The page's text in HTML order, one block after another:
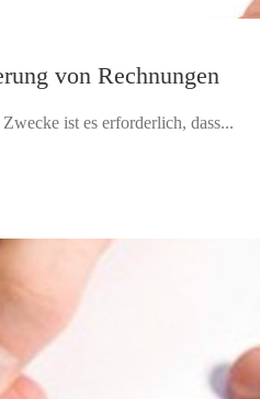
von Rechnungen
ist es erforderlich, dass...